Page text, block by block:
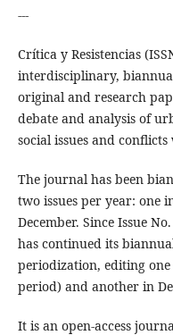
---
Crítica y Resistencias
interdisciplinary,
original and research
debate and analysis of
social issues and
The journal has been
two issues per year: one
December. Since Issue
has continued its
periodization, editing one
period) and another in
It is an open-access